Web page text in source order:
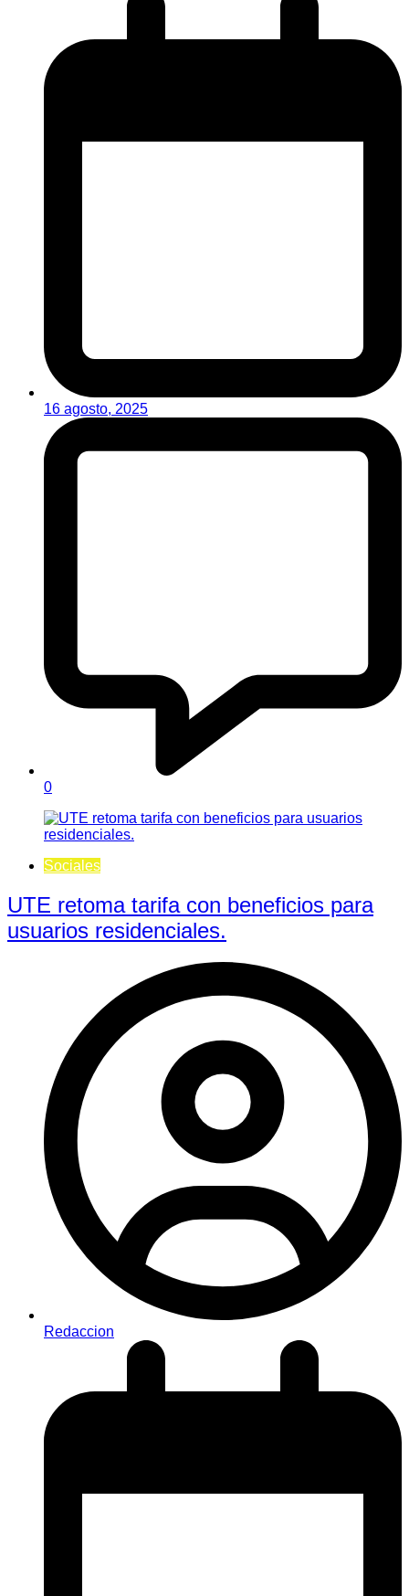
16 agosto, 2025
0
Sociales
UTE retoma tarifa con beneficios para
usuarios residenciales.
Redaccion